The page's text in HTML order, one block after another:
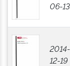
06-13
2014-
12-19